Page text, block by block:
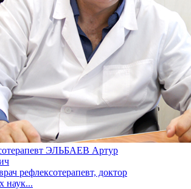
ЭЛЬБАЕВ Артур
рефлексотерапевт, доктор
наук...